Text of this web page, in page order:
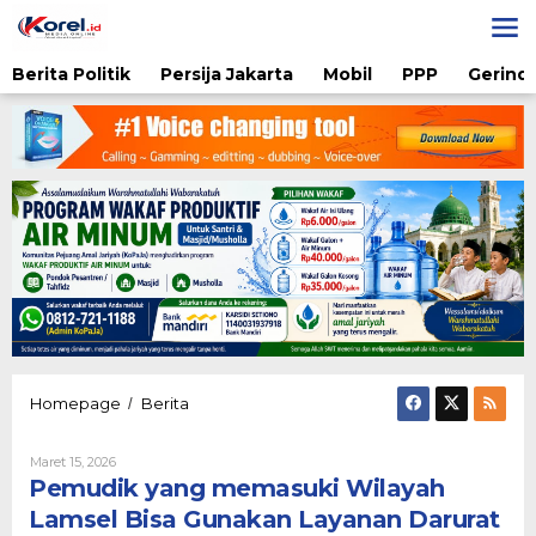
ke
Berita Politik
Persija Jakarta Mobil PPP
Homepage / Berita
Lamsel
Bisa
Gunakan
Maret 15, 2026Oleh
Admin
Pemudik yang memasuki Wilayah
Lamsel Bisa Gunakan Layanan Darurat